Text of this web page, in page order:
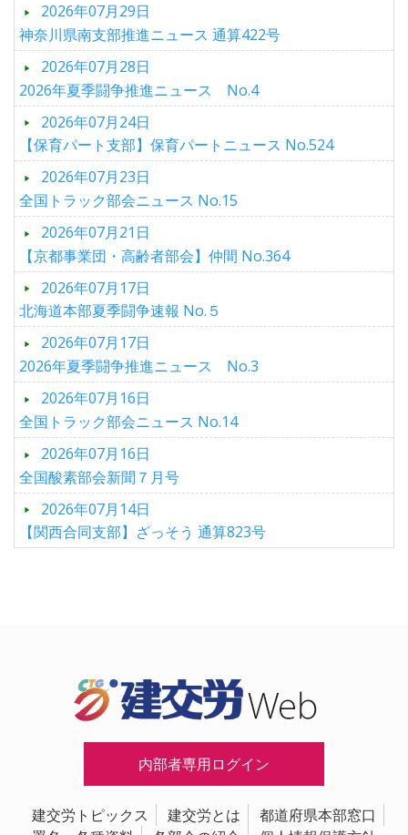
2026年07月29日
神奈川県南支部推進ニュース 通算422号
2026年07月28日
2026年夏季闘争推進ニュース No.4
2026年07月24日
【保育パート支部】保育パートニュース No.524
2026年07月23日
全国トラック部会ニュース No.15
2026年07月21日
【京都事業団・高齢者部会】仲間 No.364
2026年07月17日
北海道本部夏季闘争速報 No.５
2026年07月17日
2026年夏季闘争推進ニュース No.3
2026年07月16日
全国トラック部会ニュース No.14
2026年07月16日
全国酸素部会新聞７月号
2026年07月14日
【関西合同支部】ざっそう 通算823号
内部者専用ログイン
建交労トピックス 建交労とは
都道府県本部窓口